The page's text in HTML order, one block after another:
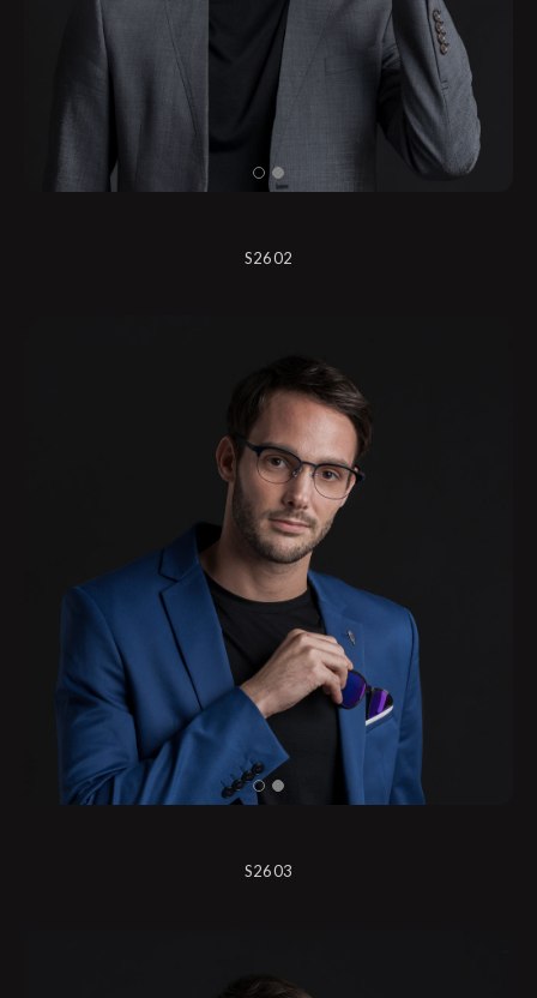
S2602
S2603